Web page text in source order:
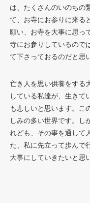
は、たくさんのいのちの
て、お寺にお参りに来る
願い、お寺を大事に思っ
寺にお参りしているので
て下さっておるのだと思
亡き人を思い供養をする
している私達が、生きて
も悲しいと思います。こ
しみの多い世界です。し
れども、その事を通して
た、私に先立って歩んで
大事にしていきたいと思